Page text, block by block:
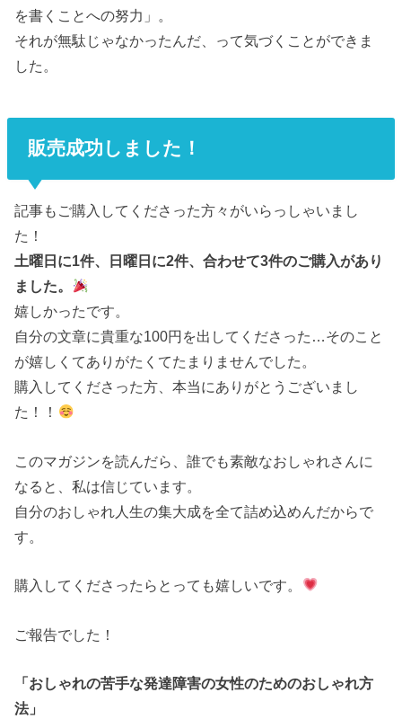
を書くことへの努力」。
それが無駄じゃなかったんだ、って気づくことができま
した。
販売成功しました！
記事もご購入してくださった方々がいらっしゃいまし
た！
土曜日に1件、日曜日に2件、合わせて3件のご購入があり
ました。
嬉しかったです。
自分の文章に貴重な100円を出してくださった…そのこと
が嬉しくてありがたくてたまりませんでした。
購入してくださった方、本当にありがとうございまし
た！！
このマガジンを読んだら、誰でも素敵なおしゃれさんに
なると、私は信じています。
自分のおしゃれ人生の集大成を全て詰め込めんだからで
す。
購入してくださったらとっても嬉しいです。
ご報告でした！
「おしゃれの苦手な発達障害の女性のためのおしゃれ方
法」